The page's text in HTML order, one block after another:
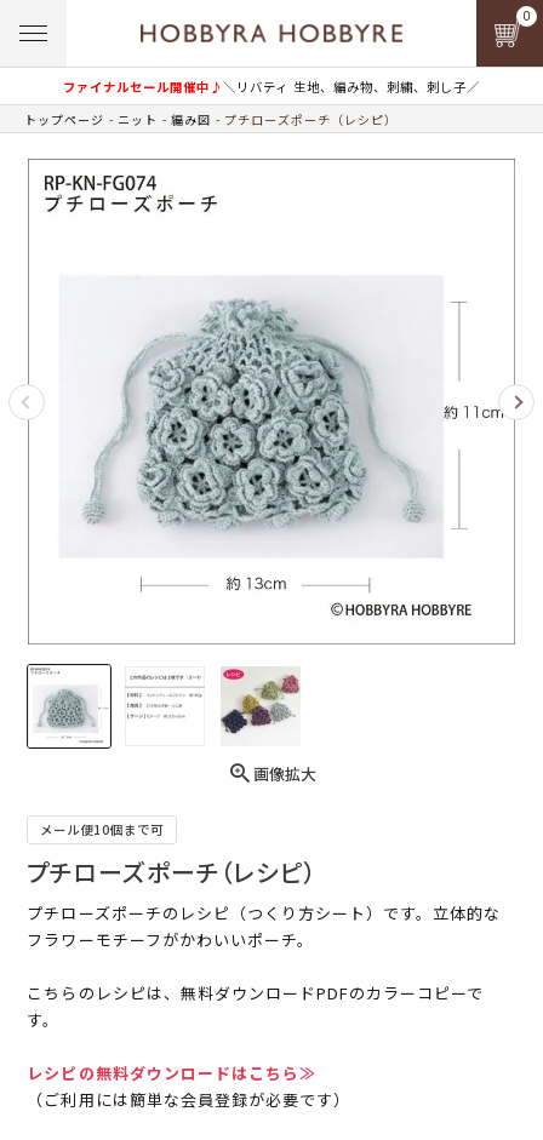
ファイナルセール開催中♪＼リバティ 生地、編み物、刺繍、刺し子／
0
トップページ ニット 編み図 プチローズポーチ（レシピ）
画像拡大
メール便10個まで可
プチローズポーチ（レシピ）
プチローズポーチのレシピ（つくり方シート）です。立体的な
フラワーモチーフがかわいいポーチ。
こちらのレシピは、無料ダウンロードPDFのカラーコピーで
す。
レシピの無料ダウンロードはこちら≫
（ご利用には簡単な会員登録が必要です）